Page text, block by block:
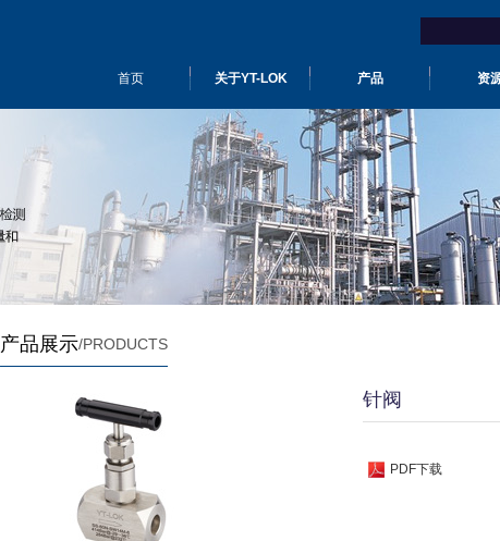
首页 关于YT-LOK 产品 资
产品展示/PRODUCTS
针阀
PDF下载